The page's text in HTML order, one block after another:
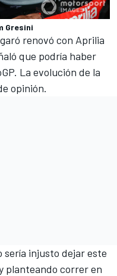
Gresini
renovó con Aprilia
que podría haber
. La evolución de la
opinión.
injusto dejar este
planteando correr en